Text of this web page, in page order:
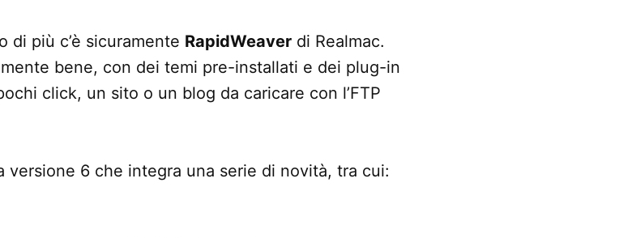
di più c’è sicuramente RapidWeaver di Realmac.
bene, con dei temi pre-installati e dei plug-in
click, un sito o un blog da caricare con l’FTP
versione 6 che integra una serie di novità, tra cui: